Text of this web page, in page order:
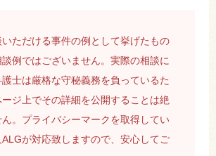
ただける事件の例として挙げたもの
例ではございません。実際の相談に
士は厳格な守秘義務を負っているた
ジ上でその詳細を公開することは絶
。プライバシーマークを取得してい
が対応致しますので、安心してご